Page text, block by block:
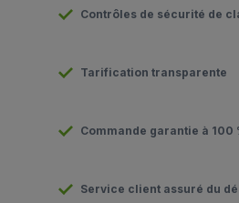
Contrôles de sécurité de
Tarification transparente
Commande garantie à 100
Service client assuré du